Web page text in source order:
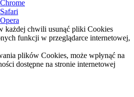
Chrome
Safari
Opera
każdej chwili usunąć pliki Cookies
funkcji w przeglądarce internetowej,
plików Cookies, może wpłynąć na
dostępne na stronie internetowej